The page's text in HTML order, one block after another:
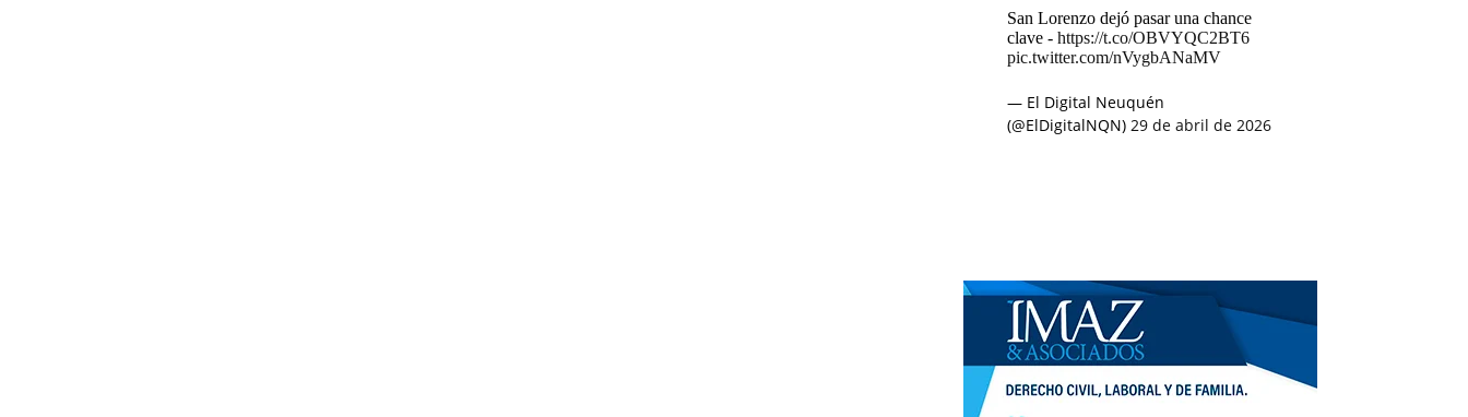
San Lorenzo dejó pasar una chance
clave - https://t.co/OBVYQC2BT6
pic.twitter.com/nVygbANaMV
— El Digital Neuquén
(@ElDigitalNQN) 29 de abril de 2026